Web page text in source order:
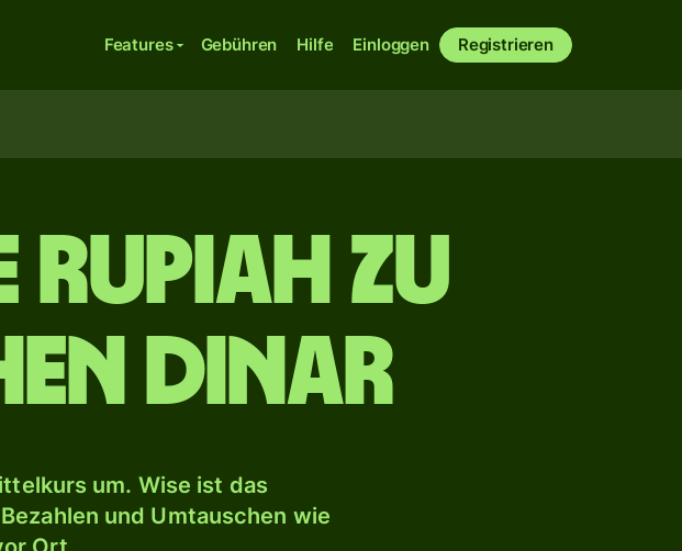
Features Gebühren Hilfe Einloggen Registrieren
zu
Dinar
um. Wise ist das
und Umtauschen wie